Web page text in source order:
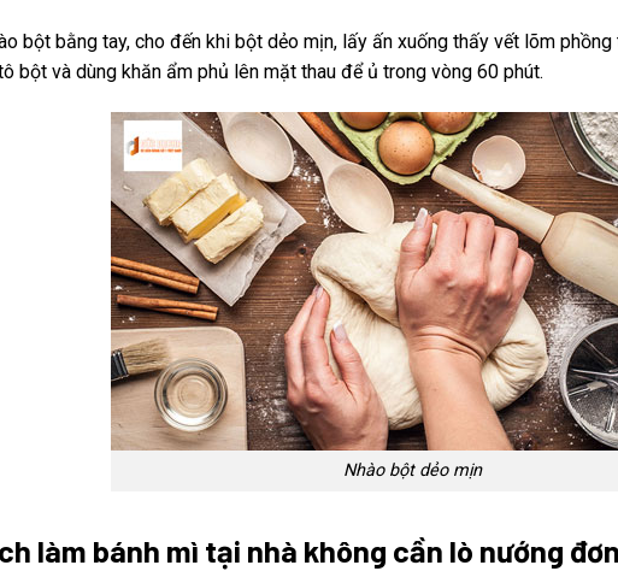
bột bằng tay, cho đến khi bột dẻo mịn, lấy ấn xuống thấy vết lõm
bột và dùng khăn ẩm phủ lên mặt thau để ủ trong vòng 60 phút.
Nhào bột dẻo mịn
làm bánh mì tại nhà không cần lò nướng